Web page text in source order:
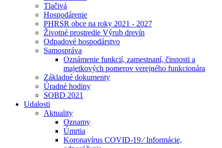
Tlačivá
Hospodárenie
PHRSR obce na roky 2021 - 2027
Životné prostredie Výrub drevín
Odpadové hospodárstvo
Samospráva
Oznámenie funkcií, zamestnaní, činnosti a
majetkových pomerov verejného funkcionára
Základné dokumenty
Úradné hodiny
SOBD 2021
Udalosti
Aktuality
Oznamy
Úmrtia
Koronavírus COVID-19 ⁄ Informácie,